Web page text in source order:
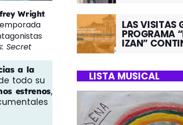
Wright.
Secret
a la
todo su
estrenos,
LAS VISITAS
PROGRAMA
IZAN”
LISTA MUSICAL